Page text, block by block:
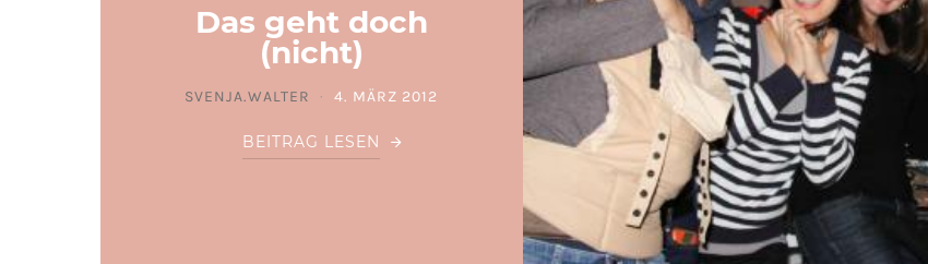
Das geht doch
(nicht)
SVENJA.WALTER
POSTED ON
4. MÄRZ 2012
BEITRAG LESEN